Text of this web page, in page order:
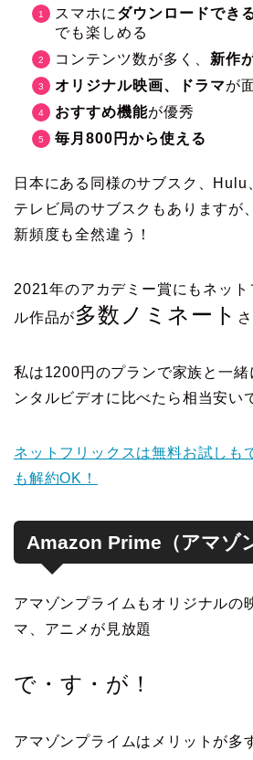
スマホにダウンロードでき
でも楽しめる
コンテンツ数が多く、 新作
オリジナル映画、ドラマが
おすすめ機能が優秀
毎月800円から使える
日本にある同様のサブスク、
テレビ局のサブスクもありますが
新頻度も全然違う！
2021年のアカデミー賞にもネット
ル作品が多数ノミネート
私は1200円のプランで家族と一緒
ンタルビデオに比べたら相当安い
ネットフリックスは無料お試しも
も解約OK！
Amazon Prime（アマゾ
アマゾンプライムもオリジナルの
マ、アニメが見放題
で・す・が！
アマゾンプライムはメリットが多